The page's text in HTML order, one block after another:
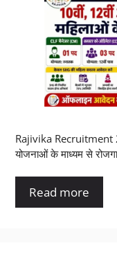
Rajivika Recruitment
योजनाओं के माध्यम से
Read more